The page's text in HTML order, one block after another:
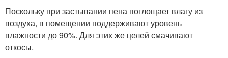
Поскольку при застывании пена поглощает влагу из
воздуха, в помещении поддерживают уровень
влажности до 90%. Для этих же целей смачивают
откосы.